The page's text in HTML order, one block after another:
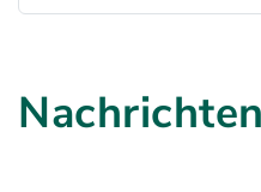
Nachrichten